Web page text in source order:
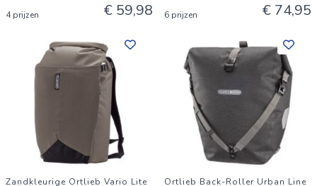
4 prijzen € 59,98 6 prijzen € 74,95
Zandkleurige Ortlieb Vario Lite
Ortlieb Back-Roller Urban Line